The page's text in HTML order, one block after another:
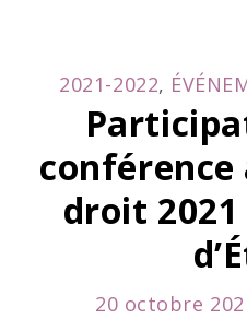
CATEGORIES
2021-2022,
droit 2021
20 octobre